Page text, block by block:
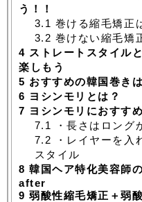
う！！
3.1 巻ける縮毛矯正
3.2 巻けない縮毛矯
4 ストレートスタイル
楽しもう
5 おすすめの韓国巻き
6 ヨシンモリとは？
7 ヨシンモリにおすす
7.1
・長さはロング
7.2 ・レイヤーを入
スタイル
8 韓国ヘア特化美容師
after
9 弱酸性縮毛矯正＋弱